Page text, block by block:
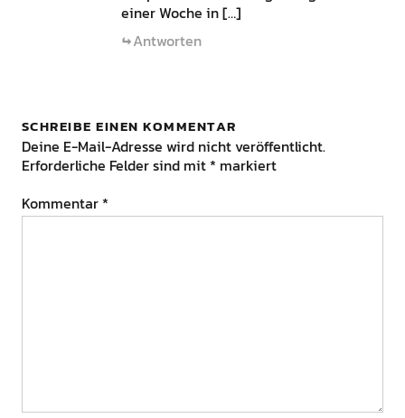
einer Woche in […]
Antworten
SCHREIBE EINEN KOMMENTAR
Deine E-Mail-Adresse wird nicht veröffentlicht.
Erforderliche Felder sind mit * markiert
Kommentar *